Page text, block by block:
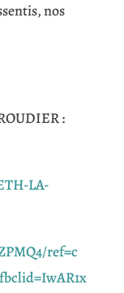
nos
:
LA-
ref=c